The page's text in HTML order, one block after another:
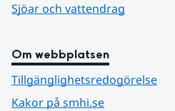
Sjöar och vattendrag
Om webbplatsen
Tillgänglighetsredogörelse
Kakor på smhi.se